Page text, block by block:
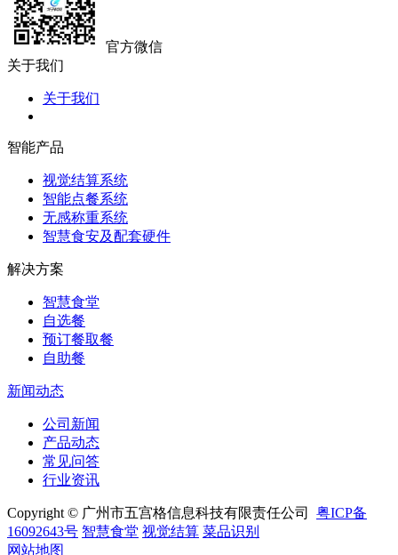
官方微信
关于我们
关于我们
智能产品
视觉结算系统
智能点餐系统
无感称重系统
智慧食安及配套硬件
解决方案
智慧食堂
自选餐
预订餐取餐
自助餐
新闻动态
公司新闻
产品动态
常见问答
行业资讯
Copyright © 广州市五宫格信息科技有限责任公司 粤ICP备
16092643号 智慧食堂 视觉结算 菜品识别
网站地图